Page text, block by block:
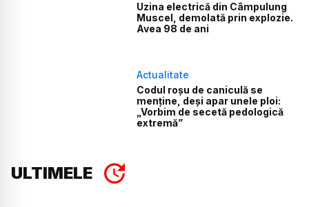
Uzina electrică din Câmpulung
Muscel, demolată prin explozie.
Avea 98 de ani
Actualitate
Codul roșu de caniculă se
menține, deși apar unele ploi:
„Vorbim de secetă pedologică
extremă”
ULTIMELE